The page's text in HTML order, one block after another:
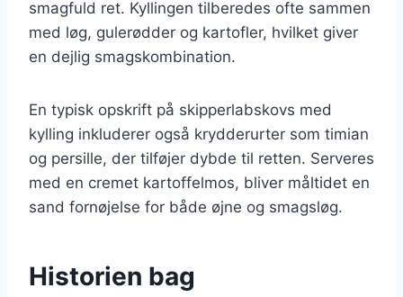
smagfuld ret. Kyllingen tilberedes ofte sammen
med løg, gulerødder og kartofler, hvilket giver
en dejlig smagskombination.
En typisk opskrift på skipperlabskovs med
kylling inkluderer også krydderurter som timian
og persille, der tilføjer dybde til retten. Serveres
med en cremet kartoffelmos, bliver måltidet en
sand fornøjelse for både øjne og smagsløg.
Historien bag